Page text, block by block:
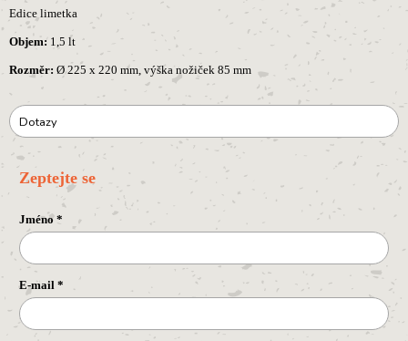
Edice limetka
Objem: 1,5 lt
Rozměr: Ø 225 x 220 mm, výška nožiček 85 mm
Dotazy
Zeptejte se
Jméno *
E-mail *